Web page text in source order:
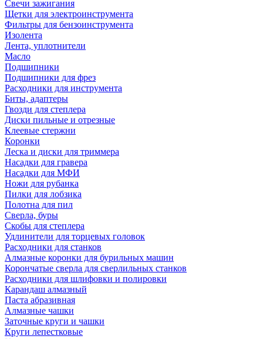
Свечи зажигания
Щетки для электроинструмента
Фильтры для бензоинструмента
Изолента
Лента, уплотнители
Масло
Подшипники
Подшипники для фрез
Расходники для инструмента
Биты, адаптеры
Гвозди для степлера
Диски пильные и отрезные
Клеевые стержни
Коронки
Леска и диски для триммера
Насадки для гравера
Насадки для МФИ
Ножи для рубанка
Пилки для лобзика
Полотна для пил
Сверла, буры
Скобы для степлера
Удлинители для торцевых головок
Расходники для станков
Алмазные коронки для бурильных машин
Корончатые сверла для сверлильных станков
Расходники для шлифовки и полировки
Карандаш алмазный
Паста абразивная
Алмазные чашки
Заточные круги и чашки
Круги лепестковые